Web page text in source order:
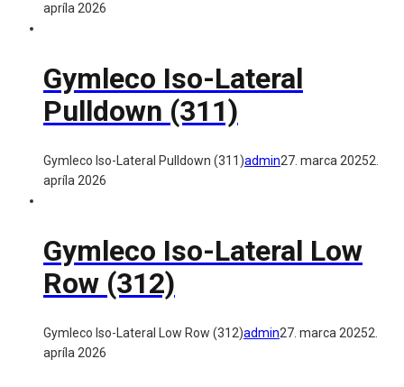
apríla 2026
Gymleco Iso-Lateral
Pulldown (311)
Gymleco Iso-Lateral Pulldown (311)admin27. marca 20252.
apríla 2026
Gymleco Iso-Lateral Low
Row (312)
Gymleco Iso-Lateral Low Row (312)admin27. marca 20252.
apríla 2026